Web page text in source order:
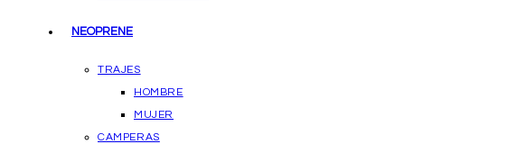
NEOPRENE
TRAJES
HOMBRE
MUJER
CAMPERAS